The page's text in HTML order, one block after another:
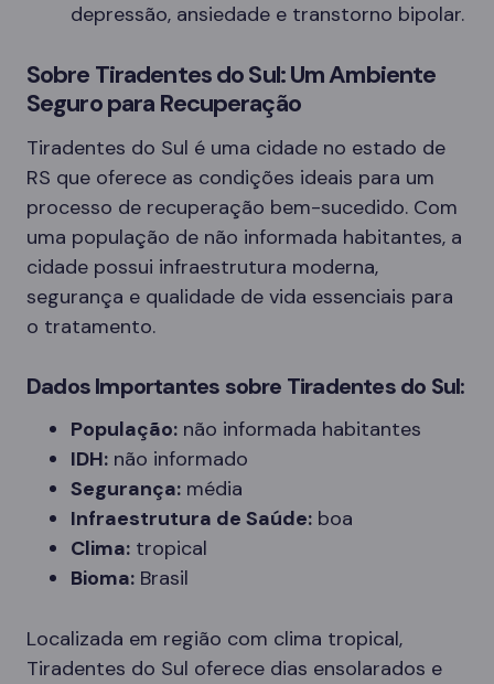
depressão, ansiedade e transtorno bipolar.
Sobre Tiradentes do Sul: Um Ambiente
Seguro para Recuperação
Tiradentes do Sul é uma cidade no estado de
RS que oferece as condições ideais para um
processo de recuperação bem-sucedido. Com
uma população de não informada habitantes, a
cidade possui infraestrutura moderna,
segurança e qualidade de vida essenciais para
o tratamento.
Dados Importantes sobre Tiradentes do Sul:
População: não informada habitantes
IDH: não informado
Segurança: média
Infraestrutura de Saúde: boa
Clima: tropical
Bioma: Brasil
Localizada em região com clima tropical,
Tiradentes do Sul oferece dias ensolarados e